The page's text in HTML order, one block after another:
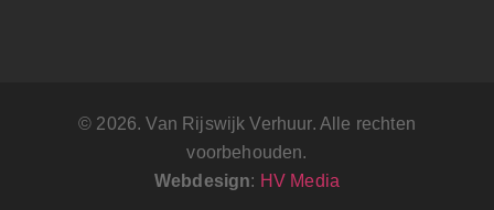
© 2026. Van Rijswijk Verhuur. Alle rechten
voorbehouden.
Webdesign: HV Media